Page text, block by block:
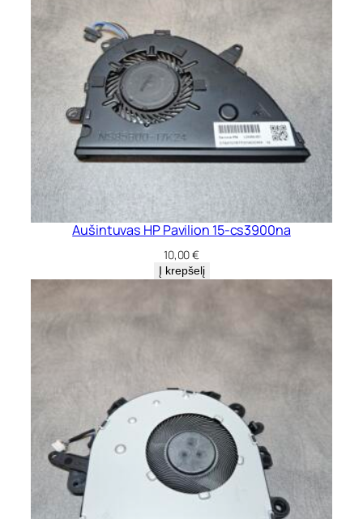
Aušintuvas HP Pavilion 15-cs3900na
10,00€
Į krepšelį